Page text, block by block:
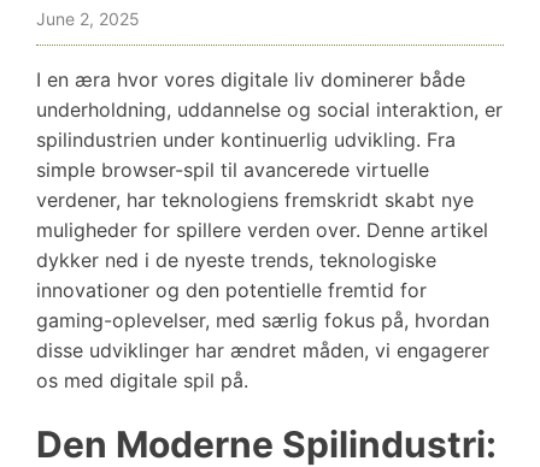
June 2, 2025
I en æra hvor vores digitale liv dominerer både
underholdning, uddannelse og social interaktion, er
spilindustrien under kontinuerlig udvikling. Fra
simple browser-spil til avancerede virtuelle
verdener, har teknologiens fremskridt skabt nye
muligheder for spillere verden over. Denne artikel
dykker ned i de nyeste trends, teknologiske
innovationer og den potentielle fremtid for
gaming-oplevelser, med særlig fokus på, hvordan
disse udviklinger har ændret måden, vi engagerer
os med digitale spil på.
Den Moderne Spilindustri: